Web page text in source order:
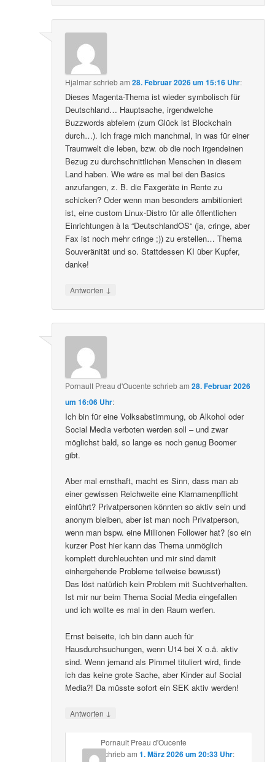
Hjalmarschriebam28. Februar 2026 um 15:16 Uhr:
Dieses Magenta-Thema ist wieder symbolisch für
Deutschland… Hauptsache, irgendwelche
Buzzwords abfeiern (zum Glück ist Blockchain
durch…). Ich frage mich manchmal, in was für einer
Traumwelt die leben, bzw. ob die noch irgendeinen
Bezug zu durchschnittlichen Menschen in diesem
Land haben. Wie wäre es mal bei den Basics
anzufangen, z. B. die Faxgeräte in Rente zu
schicken? Oder wenn man besonders ambitioniert
ist, eine custom Linux-Distro für alle öffentlichen
Einrichtungen à la “DeutschlandOS“ (ja, cringe, aber
Fax ist noch mehr cringe ;)) zu erstellen… Thema
Souveränität und so. Stattdessen KI über Kupfer,
danke!
Antworten ↓
Pornault Preau d'Oucente schriebam28. Februar 2026
um 16:06 Uhr:
Ich bin für eine Volksabstimmung, ob Alkohol oder
Social Media verboten werden soll – und zwar
möglichst bald, so lange es noch genug Boomer
gibt.
Aber mal ernsthaft, macht es Sinn, dass man ab
einer gewissen Reichweite eine Klarnamenpflicht
einführt? Privatpersonen könnten so aktiv sein und
anonym bleiben, aber ist man noch Privatperson,
wenn man bspw. eine Millionen Follower hat? (so ein
kurzer Post hier kann das Thema unmöglich
komplett durchleuchten und mir sind damit
einhergehende Probleme teilweise bewusst)
Das löst natürlich kein Problem mit Suchtverhalten.
Ist mir nur beim Thema Social Media eingefallen
und ich wollte es mal in den Raum werfen.
Ernst beiseite, ich bin dann auch für
Hausdurchsuchungen, wenn U14 bei X o.ä. aktiv
sind. Wenn jemand als Pimmel tituliert wird, finde
ich das keine grote Sache, aber Kinder auf Social
Media?! Da müsste sofort ein SEK aktiv werden!
Antworten ↓
Pornault Preau d'Oucente
schriebam 1. März 2026 um 20:33 Uhr: